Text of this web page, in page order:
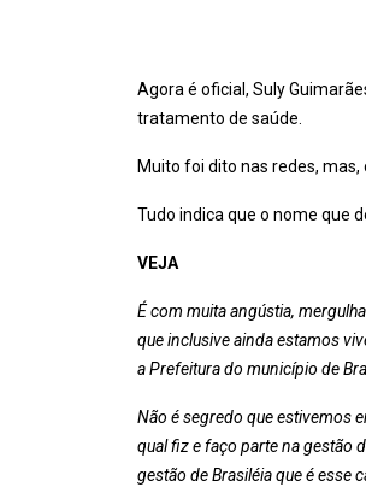
Agora é oficial, Suly
tratamento de saúde.
Muito foi dito nas redes,
Tudo indica que o nome que
VEJA
É com muita angústia,
que inclusive ainda estamos
a Prefeitura do município de
Não é segredo que estivemos
qual fiz e faço parte na gestão
gestão de Brasiléia que é esse